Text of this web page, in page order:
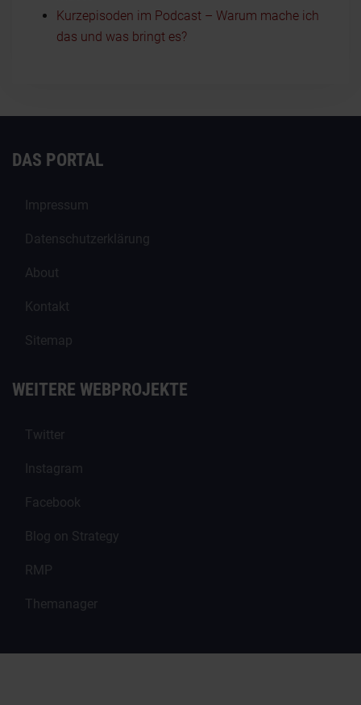
Kurzepisoden im Podcast – Warum mache ich
das und was bringt es?
DAS PORTAL
Impressum
Datenschutzerklärung
About
Kontakt
Sitemap
WEITERE WEBPROJEKTE
Twitter
Instagram
Facebook
Blog on Strategy
RMP
Themanager